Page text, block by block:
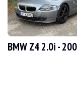
Kívülről az eladó
Belül az eladó szerint
Ez a jármű a következő
BMW Z4 2.0i -